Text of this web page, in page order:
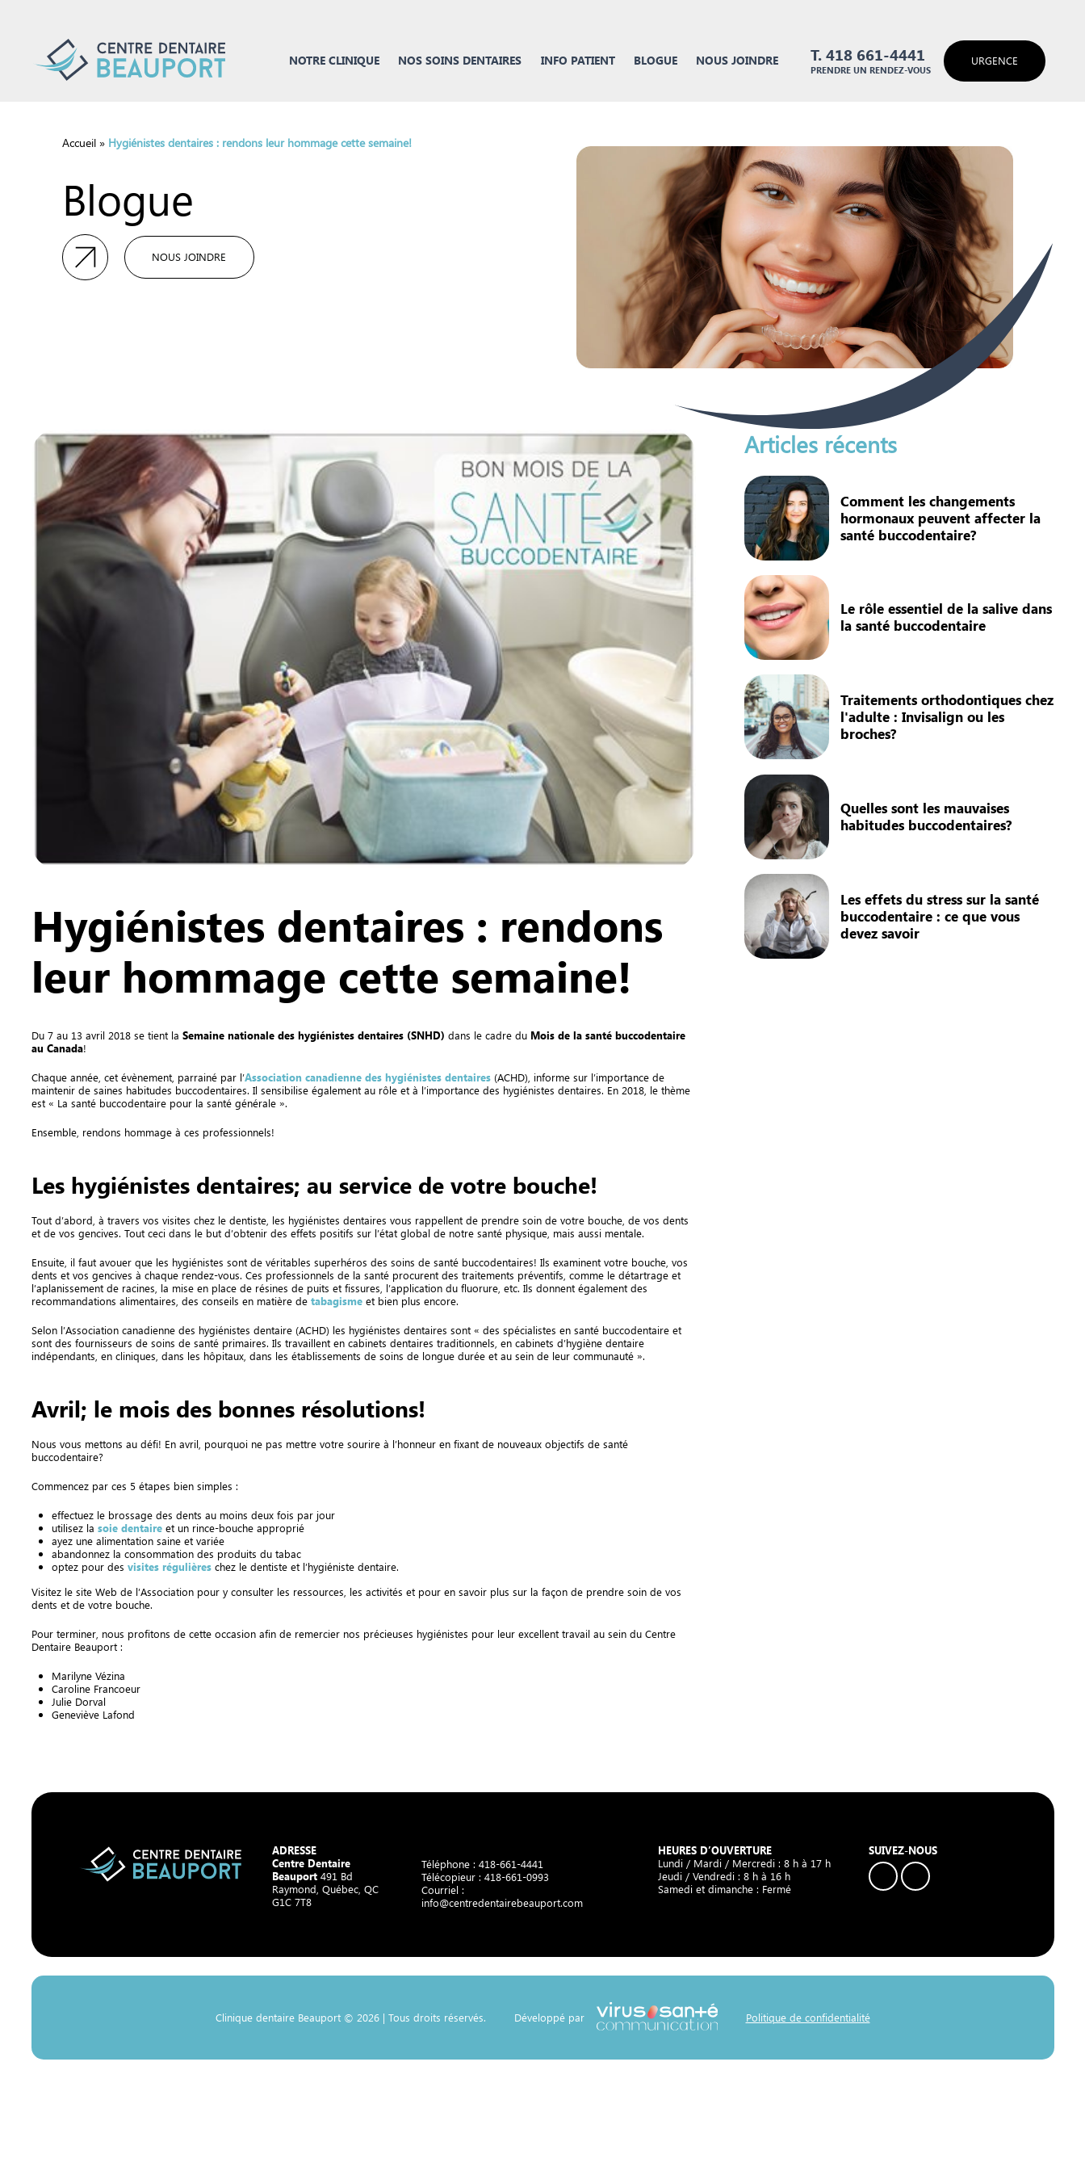
NOTRE CLINIQUE NOS SOINS DENTAIRES INFO PATIENT BLOGUE NOUS JOINDRE T. 418 661-4441
PRENDRE UN RENDEZ-VOUS
URGENCE
Accueil » Hygiénistes dentaires : rendons leur hommage cette semaine!
Blogue
NOUS JOINDRE
Hygiénistes dentaires : rendons
leur hommage cette semaine!
Du 7 au 13 avril 2018 se tient la Semaine nationale des hygiénistes dentaires (SNHD) dans le cadre du Mois de la santé buccodentaire
au Canada!
Chaque année, cet évènement, parrainé par l’Association canadienne des hygiénistes dentaires(ACHD), informe sur l’importance de
maintenir de saines habitudes buccodentaires. Il sensibilise également au rôle et à l’importance des hygiénistes dentaires. En 2018, le thème
est « La santé buccodentaire pour la santé générale ».
Ensemble, rendons hommage à ces professionnels!
Les hygiénistes dentaires; au service de votre bouche!
Tout d’abord, à travers vos visites chez le dentiste, les hygiénistes dentaires vous rappellent de prendre soin de votre bouche, de vos dents
et de vos gencives. Tout ceci dans le but d’obtenir des effets positifs sur l’état global de notre santé physique, mais aussi mentale.
Ensuite, il faut avouer que les hygiénistes sont de véritables superhéros des soins de santé buccodentaires! Ils examinent votre bouche, vos
dents et vos gencives à chaque rendez-vous. Ces professionnels de la santé procurent des traitements préventifs, comme le détartrage et
l’aplanissement de racines, la mise en place de résines de puits et fissures, l’application du fluorure, etc. Ils donnent également des
recommandations alimentaires, des conseils en matière de tabagismeet bien plus encore.
Selon l’Association canadienne des hygiénistes dentaire (ACHD) les hygiénistes dentaires sont « des spécialistes en santé buccodentaire et
sont des fournisseurs de soins de santé primaires. Ils travaillent en cabinets dentaires traditionnels, en cabinets d’hygiène dentaire
indépendants, en cliniques, dans les hôpitaux, dans les établissements de soins de longue durée et au sein de leur communauté ».
Avril; le mois des bonnes résolutions!
Nous vous mettons au défi! En avril, pourquoi ne pas mettre votre sourire à l’honneur en fixant de nouveaux objectifs de santé
buccodentaire?
Commencez par ces 5 étapes bien simples :
effectuez le brossage des dents au moins deux fois par jour
utilisez la soie dentaireet un rince-bouche approprié
ayez une alimentation saine et variée
abandonnez la consommation des produits du tabac
optez pour des visites régulièreschez le dentiste et l’hygiéniste dentaire.
Visitez le site Web de l’Association pour y consulter les ressources, les activités et pour en savoir plus sur la façon de prendre soin de vos
dents et de votre bouche.
Pour terminer, nous profitons de cette occasion afin de remercier nos précieuses hygiénistes pour leur excellent travail au sein du Centre
Dentaire Beauport :
Marilyne Vézina
Caroline Francoeur
Julie Dorval
Geneviève Lafond
Articles récents
Comment les changements
hormonaux peuvent affecter la
santé buccodentaire?
Le rôle essentiel de la salive dans
la santé buccodentaire
Traitements orthodontiques chez
l'adulte : Invisalign ou les
broches?
Quelles sont les mauvaises
habitudes buccodentaires?
Les effets du stress sur la santé
buccodentaire : ce que vous
devez savoir
ADRESSE
Centre Dentaire
Beauport 491 Bd
Raymond, Québec, QC
G1C 7T8
Téléphone : 418-661-4441
Télécopieur : 418-661-0993
Courriel :
info@centredentairebeauport.com
HEURES D’OUVERTURE
Lundi / Mardi / Mercredi : 8 h à 17 h
Jeudi / Vendredi : 8 h à 16 h
Samedi et dimanche : Fermé
SUIVEZ-NOUS
Clinique dentaire Beauport © 2026 | Tous droits réservés. Développé par Politique de confidentialité